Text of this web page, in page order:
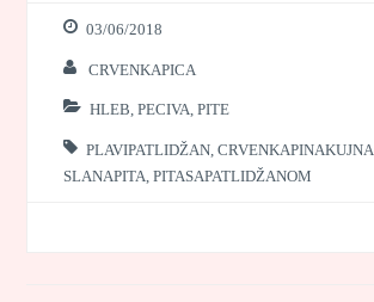
03/06/2018
CRVENKAPICA
HLEB, PECIVA, PITE
PLAVIPATLIDŽAN ,CRVENKAPINAKUJNA
SLANAPITA ,PITASAPATLIDŽANOM